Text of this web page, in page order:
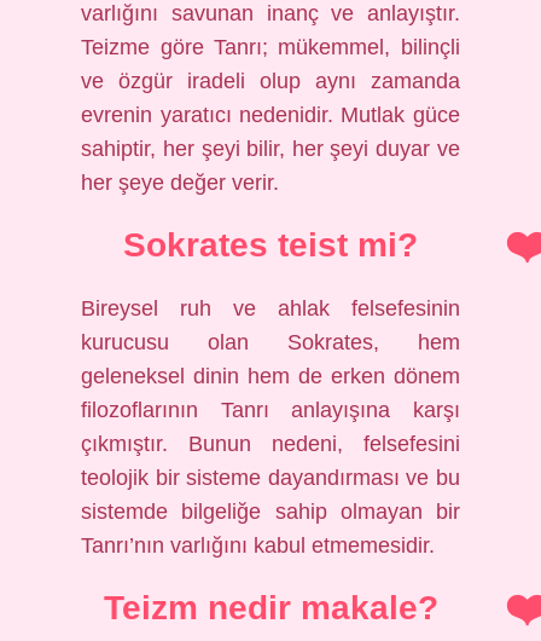
varlığını savunan inanç ve anlayıştır.
Teizme göre Tanrı; mükemmel, bilinçli
ve özgür iradeli olup aynı zamanda
evrenin yaratıcı nedenidir. Mutlak güce
sahiptir, her şeyi bilir, her şeyi duyar ve
her şeye değer verir.
Sokrates teist mi?
Bireysel ruh ve ahlak felsefesinin
kurucusu olan Sokrates, hem
geleneksel dinin hem de erken dönem
filozoflarının Tanrı anlayışına karşı
çıkmıştır. Bunun nedeni, felsefesini
teolojik bir sisteme dayandırması ve bu
sistemde bilgeliğe sahip olmayan bir
Tanrı’nın varlığını kabul etmemesidir.
Teizm nedir makale?